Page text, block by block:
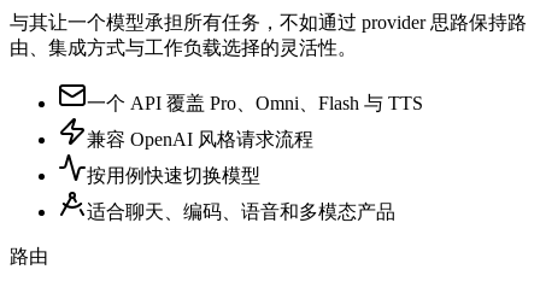
与其让一个模型承担所有任务，不如通过 provider 思路保持路
由、集成方式与工作负载选择的灵活性。
一个 API 覆盖 Pro、Omni、Flash 与 TTS
兼容 OpenAI 风格请求流程
按用例快速切换模型
适合聊天、编码、语音和多模态产品
路由